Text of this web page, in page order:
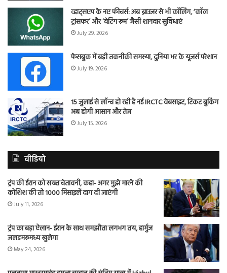
व्हाट्सएप के नए फीचर्स: अब ब्राउजर से भी कॉलिंग, ‘कॉल
ट्रांसफर’ और ‘वेटिंग रूम’ जैसी शानदार सुविधाएं
July 29, 2026
फेसबुक में बड़ी तकनीकी समस्या, दुनिया भर के यूजर्स परेशान
July 19, 2026
15 जुलाई से लॉन्च हो रही है नई IRCTC वेबसाइट, टिकट बुकिंग
अब होगी आसान और तेज
July 15, 2026
वीडियो
ट्रंप की ईरान को सख्त चेतावनी, कहा- अगर मुझे मारने की
कोशिश की तो 1000 मिसाइलें दाग दी जाएंगी
July 11, 2026
ट्रंप का बड़ा ऐलान- ईरान के साथ समझौता लगभग तय, हार्मुज
जलडमरूमध्य खुलेगा
May 24, 2026